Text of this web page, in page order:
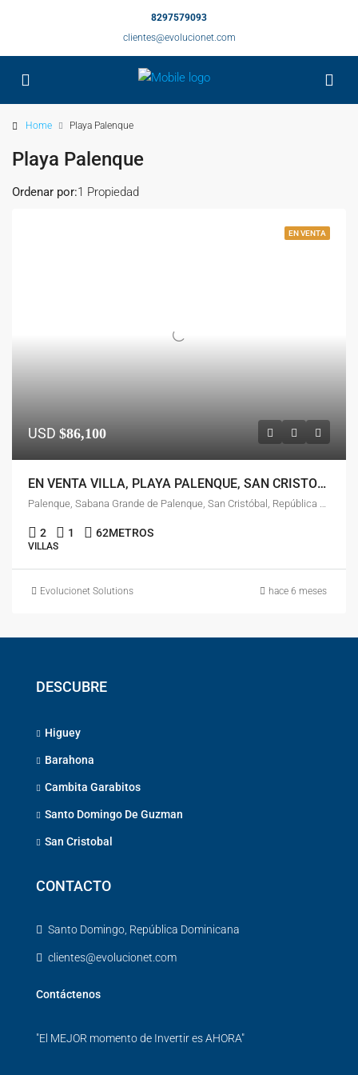
8297579093
clientes@evolucionet.com
Home Playa Palenque
Playa Palenque
1 Propiedad
Ordenar por:
EN VENTA
USD $86,100
EN VENTA VILLA, PLAYA PALENQUE, SAN CRISTOBAL
2 1 62METROS
VILLAS
Evolucionet Solutions hace 6 meses
DESCUBRE
Higuey
Barahona
Cambita Garabitos
Santo Domingo De Guzman
San Cristobal
CONTACTO
Santo Domingo, República Dominicana
clientes@evolucionet.com
Contáctenos
"El MEJOR momento de Invertir es AHORA"